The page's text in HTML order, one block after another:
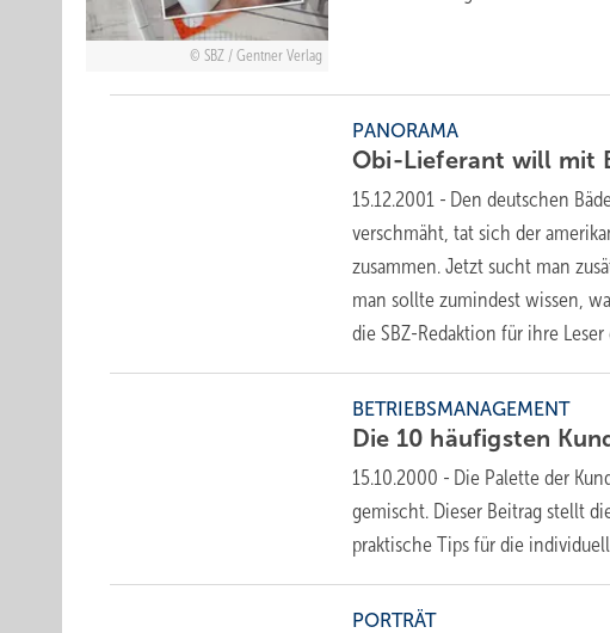
SBZ / Gentner Verlag
PANORAMA
Obi-Lieferant will mit
15.12.2001 - Den deutschen
verschmäht, tat sich der
zusammen. Jetzt sucht man
man sollte zumindest wissen,
die SBZ-Redaktion für ihre
BETRIEBSMANAGEMENT
Die 10 häufigsten
15.10.2000 - Die Palette der
gemischt. Dieser Beitrag stellt
praktische Tips für die
PORTRÄT